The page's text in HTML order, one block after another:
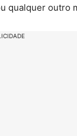
qualquer outro